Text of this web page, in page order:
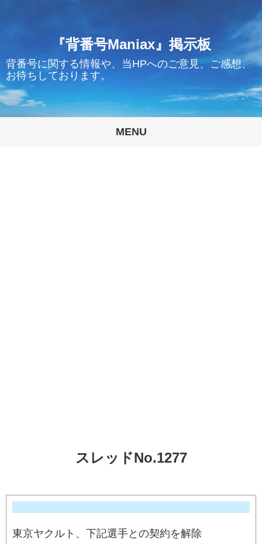
『背番号Maniax』掲示板
背番号に関する情報や、当HPへのご意見、ご感想、
お待ちしております。
MENU
スレッドNo.1277
東京ヤクルト、下記選手との契約を解除